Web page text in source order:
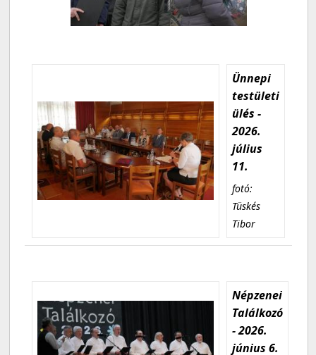
Ünnepi
testületi
ülés -
2026.
július
11.
fotó:
Tüskés
Tibor
Népzenei
Találkozó
- 2026.
június 6.